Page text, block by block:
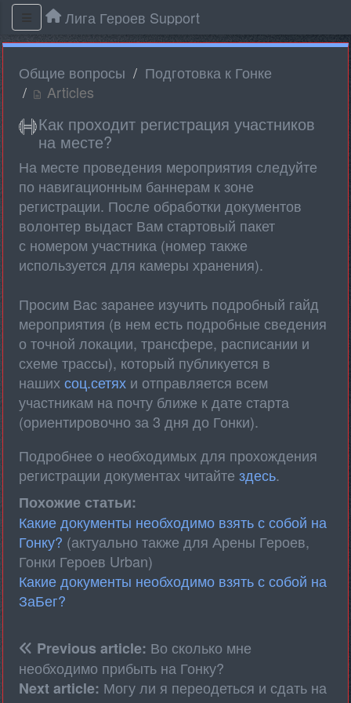
Лига Героев Support
Общие вопросы
Подготовка к Гонке
Articles
Как проходит регистрация участников
на месте?
На месте проведения мероприятия следуйте
по навигационным баннерам к зоне
регистрации. После обработки документов
волонтер выдаст Вам стартовый пакет
с номером участника (номер также
используется для камеры хранения).
Просим Вас заранее изучить подробный гайд
мероприятия (в нем есть подробные сведения
о точной локации, трансфере, расписании и
схеме трассы), который публикуется в
наших соц.сетях и отправляется всем
участникам на почту ближе к дате старта
(ориентировочно за 3 дня до Гонки).
Подробнее о необходимых для прохождения
регистрации документах читайте здесь.
Похожие статьи:
Какие документы необходимо взять с собой на
Гонку? (актуально также для Арены Героев,
Гонки Героев Urban)
Какие документы необходимо взять с собой на
ЗаБег?
Previous article: ​Во сколько мне
необходимо прибыть на Гонку?
Next article: Могу ли я переодеться и сдать на